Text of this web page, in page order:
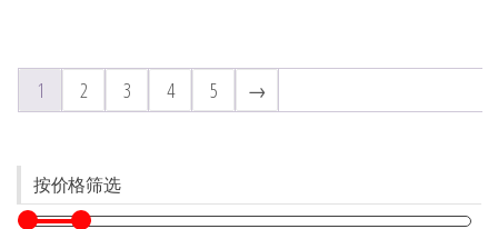
1 2 3 4 5 →
按价格筛选